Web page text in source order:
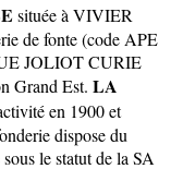
située à VIVIER
de fonte (code APE
JOLIOT CURIE
Grand Est. LA
en 1900 et
dispose du
le statut de la SA